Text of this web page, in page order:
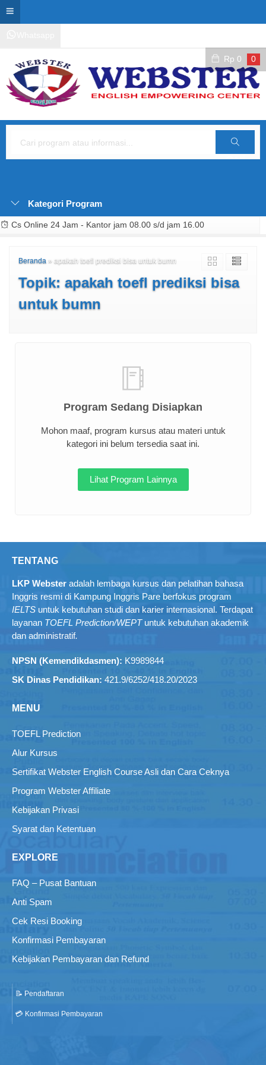
Rp 0 0
Cari
Kategori Program
Cs Online 24 Jam - Kantor jam 08.00 s/d jam 16.00
Beranda » apakah toefl prediksi bisa untuk bumn
Topik: apakah toefl prediksi bisa
untuk bumn
Program Sedang Disiapkan
Mohon maaf, program kursus atau materi untuk
kategori ini belum tersedia saat ini.
Lihat Program Lainnya
TENTANG
LKP Webster adalah lembaga kursus dan pelatihan bahasa
Inggris resmi di Kampung Inggris Pare berfokus program
IELTS untuk kebutuhan studi dan karier internasional. Terdapat
layanan TOEFL Prediction/WEPTuntuk kebutuhan akademik
dan administratif.
NPSN (Kemendikdasmen): K9989844
SK Dinas Pendidikan: 421.9/6252/418.20/2023
MENU
TOEFL Prediction
Alur Kursus
Sertifikat Webster English Course Asli dan Cara Ceknya
Program Webster Affiliate
Kebijakan Privasi
Syarat dan Ketentuan
EXPLORE
FAQ – Pusat Bantuan
Anti Spam
Cek Resi Booking
Konfirmasi Pembayaran
Kebijakan Pembayaran dan Refund
📝 Pendaftaran
💳 Konfirmasi Pembayaran